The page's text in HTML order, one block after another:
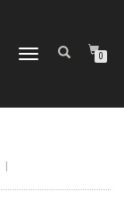
TOGGLE
0